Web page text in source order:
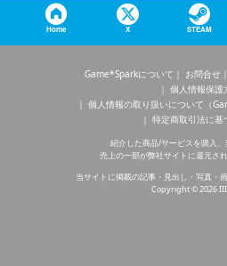
Home X STEAM
Game*Sparkについて お問合せ
個人情報保護
個人情報の取り扱いについて（
特定商取引法に基
紹介した商品/サービスを購入、
売上の一部が弊社サイトに還元さ
当サイトに掲載の記事・見出し・写真・
Copyright © 2026